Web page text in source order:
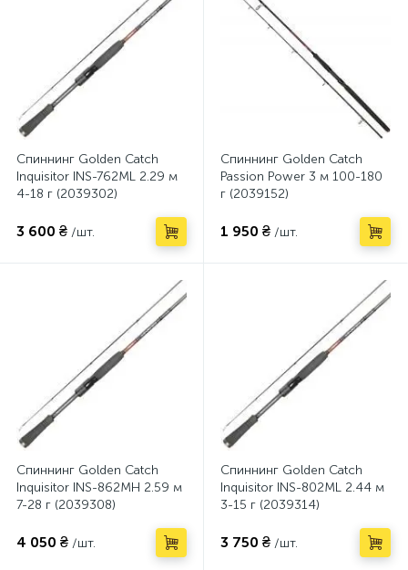
Спиннинг Golden Catch
Inquisitor INS-762ML 2.29 м
4-18 г (2039302)
3 600 ₴ /шт.
Спиннинг Golden Catch
Passion Power 3 м 100-180
г (2039152)
1 950 ₴ /шт.
Спиннинг Golden Catch
Inquisitor INS-862MH 2.59 м
7-28 г (2039308)
4 050 ₴ /шт.
Спиннинг Golden Catch
Inquisitor INS-802ML 2.44 м
3-15 г (2039314)
3 750 ₴ /шт.